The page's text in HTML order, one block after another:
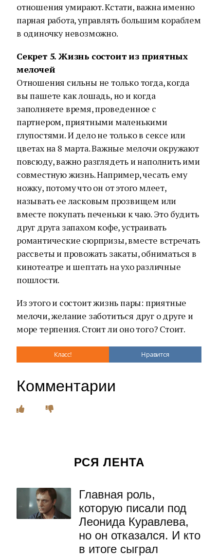
отношения умирают. Кстати, важна именно
парная работа, управлять большим кораблем
в одиночку невозможно.
Секрет 5. Жизнь состоит из приятных
мелочей
Отношения сильны не только тогда, когда
вы пашете как лошадь, но и когда
заполняете время, проведенное с
партнером, приятными маленькими
глупостями. И дело не только в сексе или
цветах на 8 марта. Важные мелочи окружают
повсюду, важно разглядеть и наполнить ими
совместную жизнь. Например, чесать ему
ножку, потому что он от этого млеет,
называть ее ласковым прозвищем или
вместе покупать печеньки к чаю. Это будить
друг друга запахом кофе, устраивать
романтические сюрпризы, вместе встречать
рассветы и провожать закаты, обниматься в
кинотеатре и шептать на ухо различные
пошлости.
Из этого и состоит жизнь пары: приятные
мелочи, желание заботиться друг о друге и
море терпения. Стоит ли оно того? Стоит.
Класс! Нравится
Комментарии
РСЯ ЛЕНТА
Главная роль,
которую писали под
Леонида Куравлева,
но он отказался. И кто
в итоге сыграл